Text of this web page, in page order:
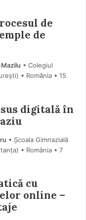
de
de
• Colegiul
• România
15
digitală în
• Școala Gimnazială
• România
7
cu
online –